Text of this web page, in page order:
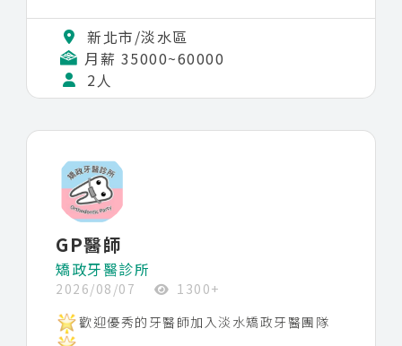
8.需配合輪班
三節禮金
提撥6%為退休金
勞保、健保、勞退
不定期聚餐
專業進修課程補助
員工制服
獎金制度
年終獎金
業績獎金
全勤獎金
新北市/淡水區
月薪 35000~60000
2人
GP醫師
矯政牙醫診所
2026/08/07
1300+
歡迎優秀的牙醫師加入淡水矯政牙醫團隊